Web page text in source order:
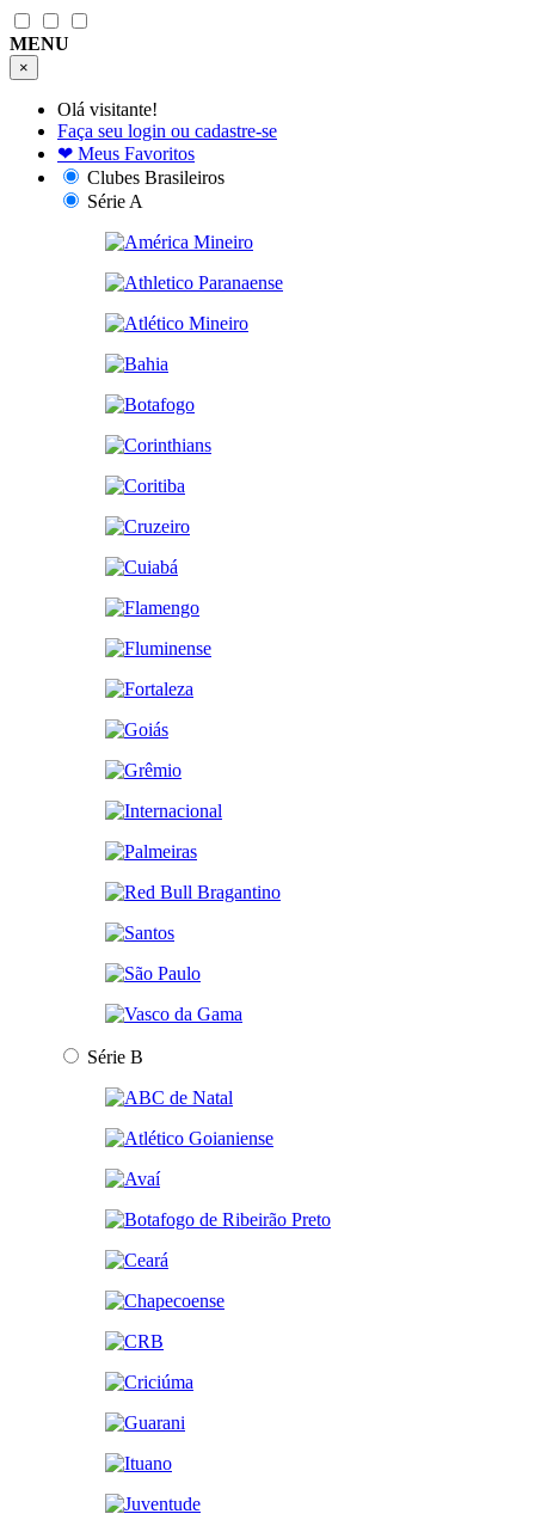
MENU
×
Olá visitante!
Faça seu login ou cadastre-se
❤ Meus Favoritos
Clubes Brasileiros
Série A
Série B